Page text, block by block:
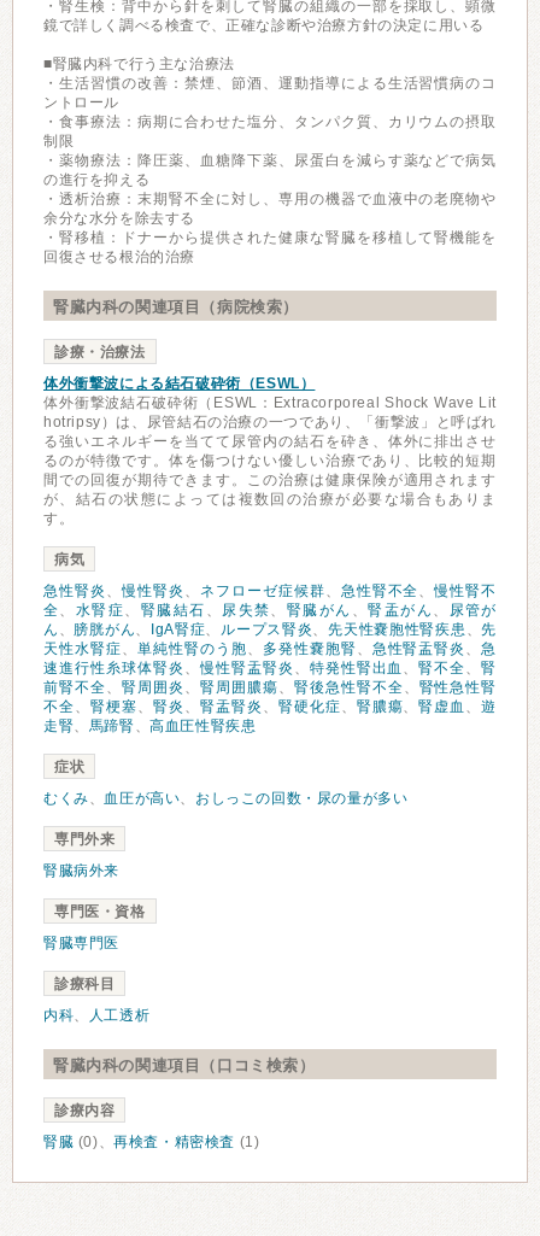
・腎生検：背中から針を刺して腎臓の組織の一部を採取し、顕微
鏡で詳しく調べる検査で、正確な診断や治療方針の決定に用いる
■腎臓内科で行う主な治療法
・生活習慣の改善：禁煙、節酒、運動指導による生活習慣病のコ
ントロール
・食事療法：病期に合わせた塩分、タンパク質、カリウムの摂取
制限
・薬物療法：降圧薬、血糖降下薬、尿蛋白を減らす薬などで病気
の進行を抑える
・透析治療：末期腎不全に対し、専用の機器で血液中の老廃物や
余分な水分を除去する
・腎移植：ドナーから提供された健康な腎臓を移植して腎機能を
回復させる根治的治療
腎臓内科の関連項目（病院検索）
診療・治療法
体外衝撃波による結石破砕術（ESWL）
体外衝撃波結石破砕術（ESWL：Extracorporeal Shock Wave Lit
hotripsy）は、尿管結石の治療の一つであり、「衝撃波」と呼ばれ
る強いエネルギーを当てて尿管内の結石を砕き、体外に排出させ
るのが特徴です。体を傷つけない優しい治療であり、比較的短期
間での回復が期待できます。この治療は健康保険が適用されます
が、結石の状態によっては複数回の治療が必要な場合もありま
す。
病気
急性腎炎 、慢性腎炎 、 ネフローゼ症候群、 急性腎不全、慢性腎不
全、 水腎症、 腎臓結石 、 尿失禁、 腎臓がん 、腎盂がん 、
尿管が
ん 、 膀胱がん、 IgA腎症、 ループス腎炎、先天性嚢胞性腎疾患 、先
天性水腎症、 単純性腎のう胞、 多発性嚢胞腎、 急性腎盂腎炎 、急
速進行性糸球体腎炎 、慢性腎盂腎炎 、 特発性腎出血 、腎不全、腎
前腎不全、 腎周囲炎 、 腎周囲膿瘍、 腎後急性腎不全、 腎性急性腎
不全、 腎梗塞、 腎炎 、 腎盂腎炎 、 腎硬化症、 腎膿瘍、腎虚血 、遊
走腎、 馬蹄腎、高血圧性腎疾患
症状
むくみ、 血圧が高い、 おしっこの回数・尿の量が多い
専門外来
腎臓病外来
専門医・資格
腎臓専門医
診療科目
内科、 人工透析
腎臓内科の関連項目（口コミ検索）
診療内容
腎臓 (0)、再検査・精密検査 (1)